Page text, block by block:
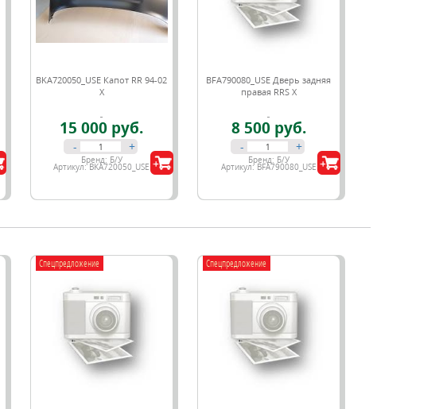
BKA720050_USE Капот RR 94-02
X
15 000 руб.
- +
Бренд: Б/У
Артикул: BKA720050_USE
BFA790080_USE Дверь задняя
правая RRS X
8 500 руб.
- +
Бренд: Б/У
Артикул: BFA790080_USE
Спецпредложение Спецпредложение